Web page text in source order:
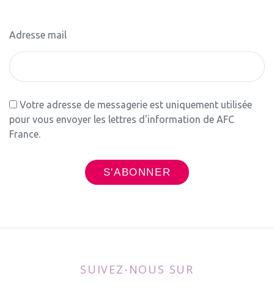
Adresse mail
Votre adresse de messagerie est uniquement utilisée
pour vous envoyer les lettres d'information de AFC
France.
SUIVEZ-NOUS SUR